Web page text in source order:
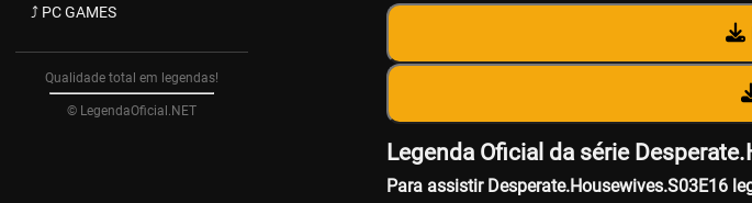
⤴ PC GAMES
Qualidade total em legendas!
© LegendaOficial.NET
Legenda Oficial da série
Para assistir Desperate.Housewives.S03E16